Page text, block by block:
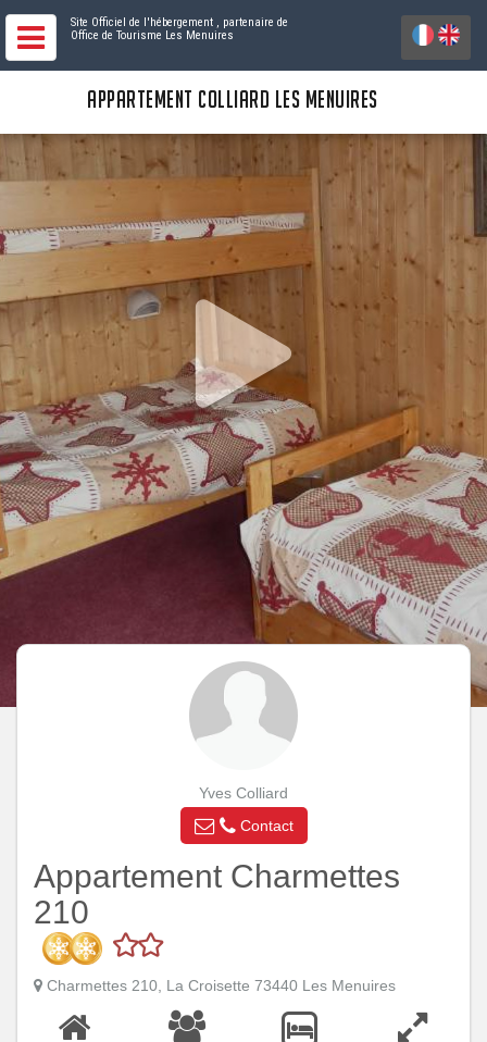
Site Officiel de l'hébergement , partenaire de
Office de Tourisme Les Menuires
APPARTEMENT COLLIARD LES MENUIRES
Yves Colliard
Contact
Appartement Charmettes
210
Charmettes 210, La Croisette 73440 Les Menuires